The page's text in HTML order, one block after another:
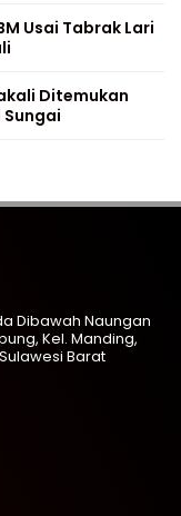
Usai Tabrak Lari
Ditemukan
Dibawah Naungan
Kel. Manding,
Barat